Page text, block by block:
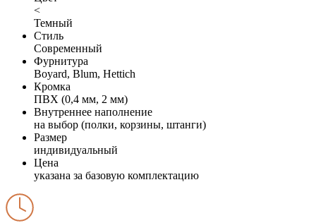
<
Темный
Стиль
Современный
Фурнитура
Boyard, Blum, Hettich
Кромка
ПВХ (0,4 мм, 2 мм)
Внутреннее наполнение
на выбор (полки, корзины, штанги)
Размер
индивидуальный
Цена
указана за базовую комплектацию